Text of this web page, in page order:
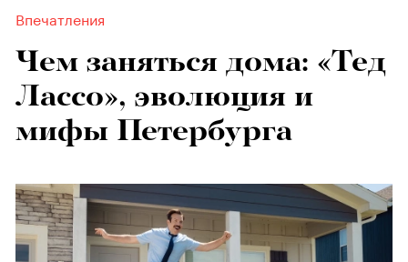
Впечатления
Чем заняться дома: «Тед
Лассо», эволюция и
мифы Петербурга